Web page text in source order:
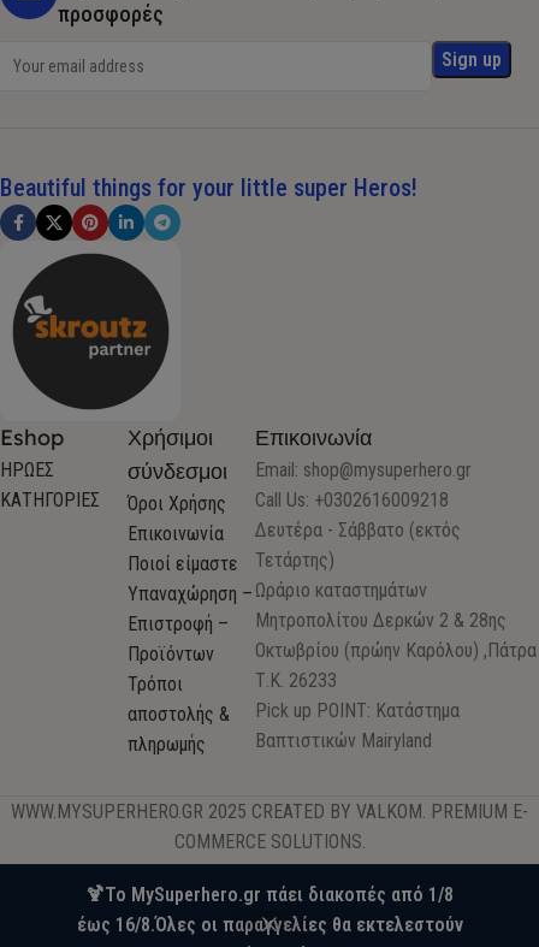
🍹Το MySuperhero.gr πάει διακοπές από 1/8
έως 16/8.Όλες οι παραγγελίες θα εκτελεστούν
προσφορές
Beautiful things for your little super Heros!
Eshop
ΗΡΩΕΣ
ΚΑΤΗΓΟΡΙΕΣ
Χρήσιμοι
σύνδεσμοι
Όροι Χρήσης
Επικοινωνία
Ποιοί είμαστε
Υπαναχώρηση –
Επιστροφή –
Προϊόντων
Τρόποι
αποστολής &
πληρωμής
Επικοινωνία
Email: shop@mysuperhero.gr
Call Us: +0302616009218
Δευτέρα - Σάββατο (εκτός
Τετάρτης)
Ωράριο καταστημάτων
Μητροπολίτου Δερκών 2 & 28ης
Οκτωβρίου (πρώην Καρόλου) ,Πάτρα
Τ.Κ. 26233
Pick up POINT: Κατάστημα
Βαπτιστικών Mairyland
WWW.MYSUPERHERO.GR 2025 CREATED BY VALKOM. PREMIUM E-
COMMERCE SOLUTIONS.